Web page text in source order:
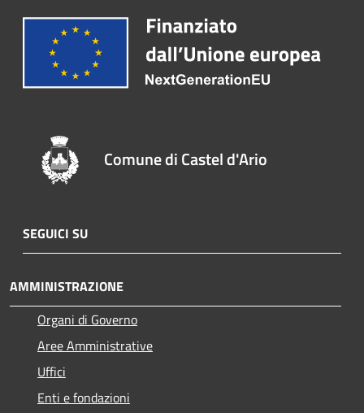
Comune di Castel d'Ario
SEGUICI SU
AMMINISTRAZIONE
Organi di Governo
Aree Amministrative
Uffici
Enti e fondazioni